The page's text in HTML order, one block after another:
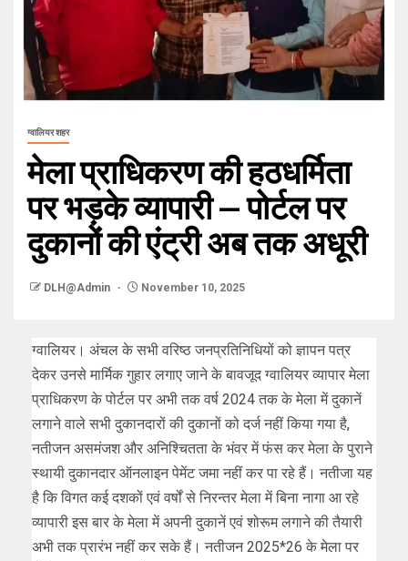
ग्वालियर शहर
मेला प्राधिकरण की हठधर्मिता
पर भड़के व्यापारी — पोर्टल पर
दुकानों की एंट्री अब तक अधूरी
DLH@Admin November 10, 2025
ग्वालियर। अंचल के सभी वरिष्ठ जनप्रतिनिधियों को ज्ञापन पत्र
देकर उनसे मार्मिक गुहार लगाए जाने के बावजूद ग्वालियर व्यापार मेला
प्राधिकरण के पोर्टल पर अभी तक वर्ष 2024 तक के मेला में दुकानें
लगाने वाले सभी दुकानदारों की दुकानों को दर्ज नहीं किया गया है,
नतीजन असमंजश और अनिश्चितता के भंवर में फंस कर मेला के पुराने
स्थायी दुकानदार ऑनलाइन पेमेंट जमा नहीं कर पा रहे हैं। नतीजा यह
है कि विगत कई दशकों एवं वर्षों से निरन्तर मेला में बिना नागा आ रहे
व्यापारी इस बार के मेला में अपनी दुकानें एवं शोरूम लगाने की तैयारी
अभी तक प्रारंभ नहीं कर सके हैं। नतीजन 2025*26 के मेला पर